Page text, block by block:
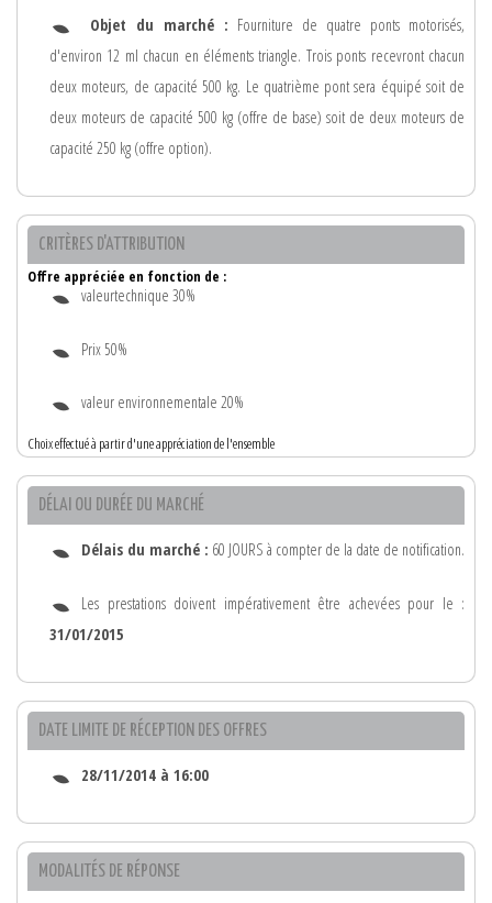
Objet du marché : Fourniture de quatre ponts motorisés,
d'environ 12 ml chacun en éléments triangle. Trois ponts recevront chacun
deux moteurs, de capacité 500 kg. Le quatrième pont sera équipé soit de
deux moteurs de capacité 500 kg (offre de base) soit de deux moteurs de
capacité 250 kg (offre option).
CRITÈRES D'ATTRIBUTION
Offre appréciée en fonction de :
valeurtechnique 30%
Prix 50%
valeur environnementale 20%
Choix effectué à partir d'une appréciation de l'ensemble
DÉLAI OU DURÉE DU MARCHÉ
Délais du marché : 60 JOURS à compter de la date de notification.
Les prestations doivent impérativement être achevées pour le :
31/01/2015
DATE LIMITE DE RÉCEPTION DES OFFRES
28/11/2014 à 16:00
MODALITÉS DE RÉPONSE